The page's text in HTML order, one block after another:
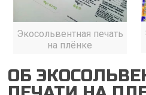
Экосольвентная печать
на плёнке
ОБ